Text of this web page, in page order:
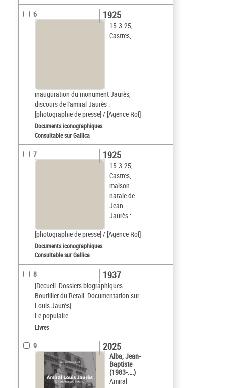
6
15-3-25,
Castres,
inauguration du monument Jaurès,
discours de l'amiral Jaurès :
[photographie de presse] / [Agence Rol]
1925
Documents iconographiques
Consultable sur Gallica
7
15-3-25,
Castres,
maison
natale de
Jean
Jaurès :
[photographie de presse] / [Agence Rol]
1925
Documents iconographiques
Consultable sur Gallica
8
[Recueil. Dossiers biographiques
Boutillier du Retail. Documentation sur
Louis Jaurès]
Le populaire
1937
Livres
9
Alba, Jean-
Baptiste
(1983-....)
Amiral
2025